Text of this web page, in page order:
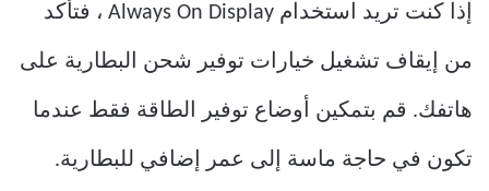
إذا كنت تريد استخدام Always On Display ، فتأكد
من إيقاف تشغيل خيارات توفير شحن البطارية على
هاتفك. قم بتمكين أوضاع توفير الطاقة فقط عندما
تكون في حاجة ماسة إلى عمر إضافي للبطارية.